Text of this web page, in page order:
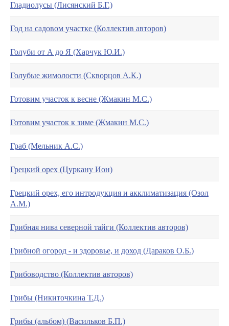
Гладиолусы (Лисянский Б.Г.)
Год на садовом участке (Коллектив авторов)
Голуби от А до Я (Харчук Ю.И.)
Голубые жимолости (Скворцов А.К.)
Готовим участок к весне (Жмакин М.С.)
Готовим участок к зиме (Жмакин М.С.)
Граб (Мельник А.С.)
Грецкий орех (Цуркану Ион)
Грецкий орех, его интродукция и акклиматизация (Озол
А.М.)
Грибная нива северной тайги (Коллектив авторов)
Грибной огород - и здоровье, и доход (Дараков О.Б.)
Грибоводство (Коллектив авторов)
Грибы (Никиточкина Т.Д.)
Грибы (альбом) (Васильков Б.П.)